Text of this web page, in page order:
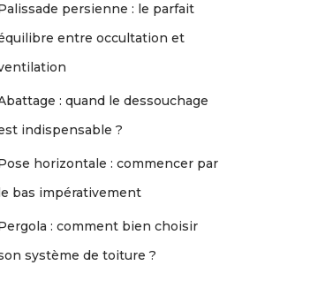
persienne : le parfait
entre occultation et
: quand le dessouchage
indispensable ?
horizontale : commencer par
bas impérativement
: comment bien choisir
système de toiture ?